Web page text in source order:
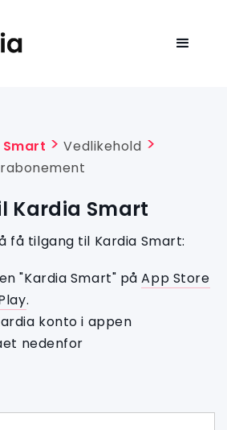
Vedlikehold
Kardia Smart
få tilgang til Kardia Smart:
"Kardia Smart" påApp Store
.
konto i appen
nedenfor